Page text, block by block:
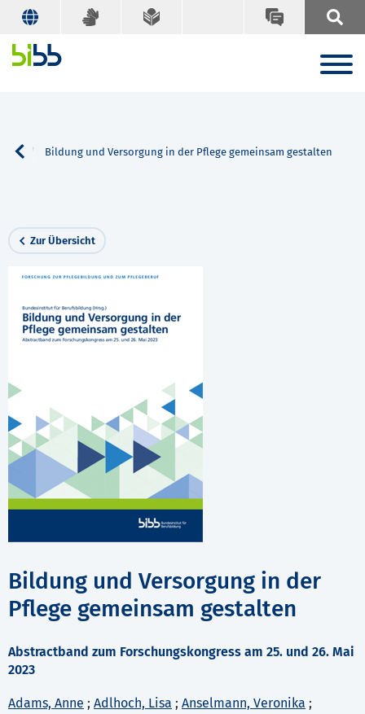
Bildung und Versorgung in der Pflege gemeinsam gestalten
Zur Übersicht
Bildung und Versorgung in der
Pflege gemeinsam gestalten
Abstractband zum Forschungskongress am 25. und 26. Mai
2023
Adams, Anne ; Adlhoch, Lisa ; Anselmann, Veronika ;